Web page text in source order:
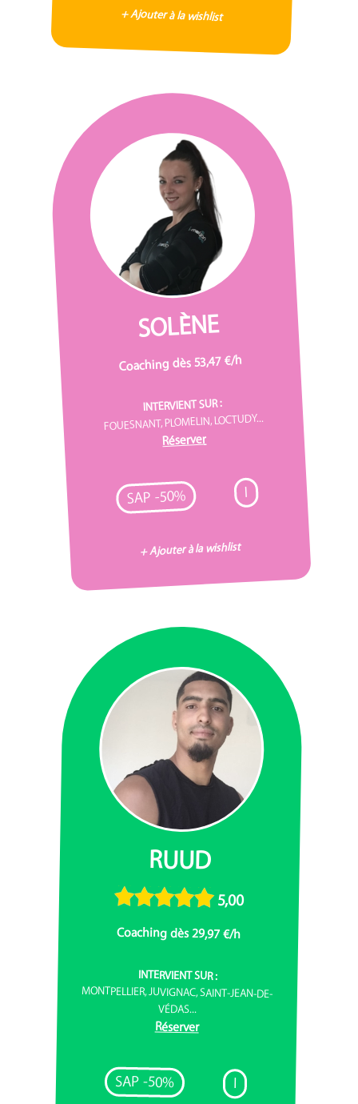
+ Ajouter à la wishlist
SOLÈNE
Coaching dès 53,47 €/h
INTERVIENT SUR :
FOUESNANT, PLOMELIN, LOCTUDY...
Réserver
SAP -50% I
+ Ajouter à la wishlist
RUUD
5,00
Coaching dès 29,97 €/h
INTERVIENT SUR :
MONTPELLIER, JUVIGNAC, SAINT-JEAN-DE-
VÉDAS...
Réserver
SAP -50% I